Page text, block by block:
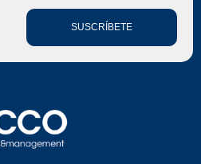
SUSCRÍBETE